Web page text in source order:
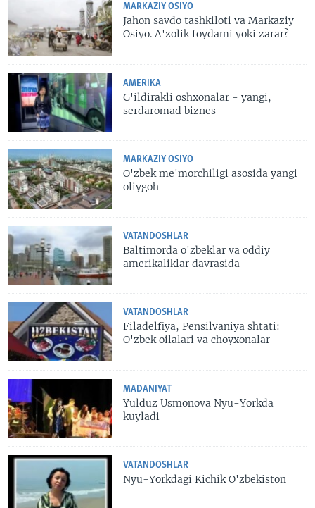
MARKAZIY OSIYO
Jahon savdo tashkiloti va Markaziy
Osiyo. A'zolik foydami yoki zarar?
AMERIKA
G'ildirakli oshxonalar - yangi,
serdaromad biznes
MARKAZIY OSIYO
O'zbek me'morchiligi asosida yangi
oliygoh
VATANDOSHLAR
Baltimorda o'zbeklar va oddiy
amerikaliklar davrasida
VATANDOSHLAR
Filadelfiya, Pensilvaniya shtati:
O'zbek oilalari va choyxonalar
MADANIYAT
Yulduz Usmonova Nyu-Yorkda
kuyladi
VATANDOSHLAR
Nyu-Yorkdagi Kichik O'zbekiston